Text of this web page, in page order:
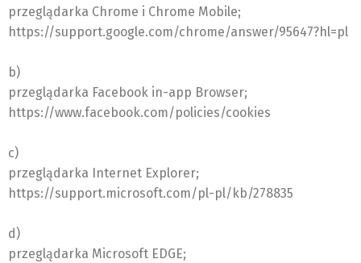
przeglądarka Chrome i Chrome Mobile;
https://support.google.com/chrome/answer/95647?hl=pl
b)
przeglądarka Facebook in-app Browser;
https://www.facebook.com/policies/cookies
c)
przeglądarka Internet Explorer;
https://support.microsoft.com/pl-pl/kb/278835
d)
przeglądarka Microsoft EDGE;